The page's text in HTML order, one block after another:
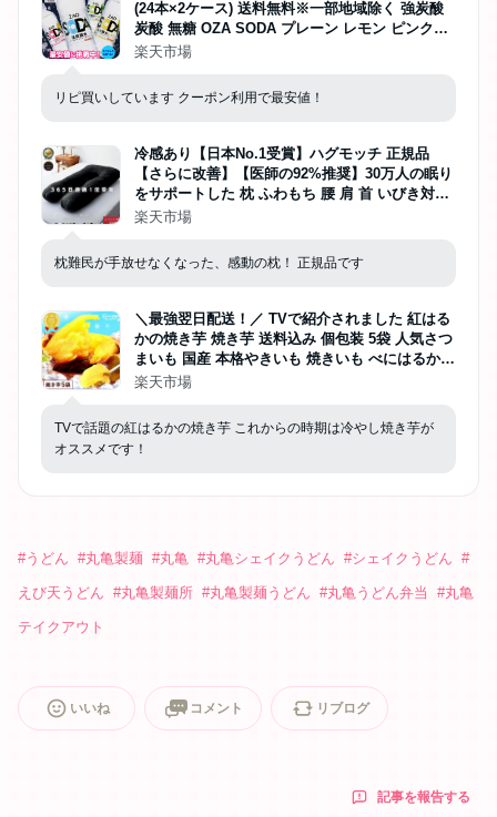
(24本×2ケース) 送料無料※一部地域除く 強炭酸
炭酸 無糖 OZA SODA プレーン レモン ピンクグ
レープフルーツ ライム 割り材 箱買い まとめ買い
DA
楽天市場
リピ買いしています クーポン利用で最安値！
冷感あり【日本No.1受賞】ハグモッチ 正規品
【さらに改善】【医師の92%推奨】30万人の眠り
をサポートした 枕 ふわもち 腰 肩 首 いびき対策
抱き枕 妊婦 誕生日プレゼント 人をダメにする ク
整 補充綿「2024年最も売れた枕」
楽天市場
枕難民が手放せなくなった、感動の枕！ 正規品です
＼最強翌日配送！／ TVで紹介されました 紅はる
かの焼き芋 焼き芋 送料込み 個包装 5袋 人気さつ
まいも 国産 本格やきいも 焼きいも べにはるか
紅はるか ベニはるか まとめ買い スイーツ 冷やし
おいもや
楽天市場
TVで話題の紅はるかの焼き芋 これからの時期は冷やし焼き芋が
オススメです！
#うどん #丸亀製麺 #丸亀 #丸亀シェイクうどん #シェイクうどん #
えび天うどん #丸亀製麺所 #丸亀製麺うどん #丸亀うどん弁当 #丸亀
テイクアウト
いいね コメント リブログ
記事を報告する